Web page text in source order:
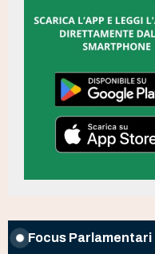
Focus Parlamentari